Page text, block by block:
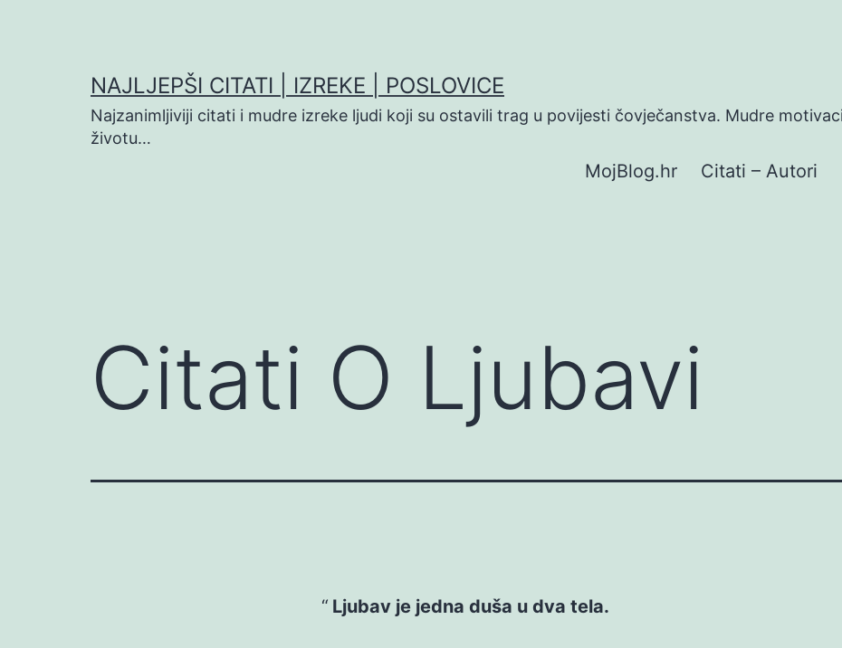
NAJLJEPŠI CITATI | IZREKE | POSLOVICE
Najzanimljiviji citati i mudre izreke ljudi koji su ostavili trag u povijesti čovječanstva. Mudre
životu…
MojBlog.hr Citati – Autori
Citati O Ljubavi
Ljubav je jedna duša u dva tela.